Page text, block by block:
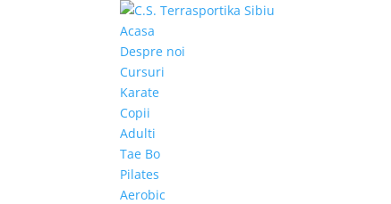
Acasa
Despre noi
Cursuri
Karate
Copii
Adulti
Tae Bo
Pilates
Aerobic